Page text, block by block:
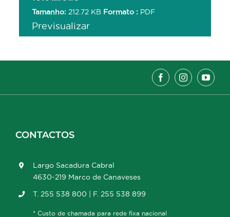
Tamanho: 212.72 KB Formato : PDF
Previsualizar
CONTACTOS
Largo Sacadura Cabral
4630-219 Marco de Canaveses
T. 255 538 800 | F. 255 538 899
* Custo de chamada para rede fixa nacional